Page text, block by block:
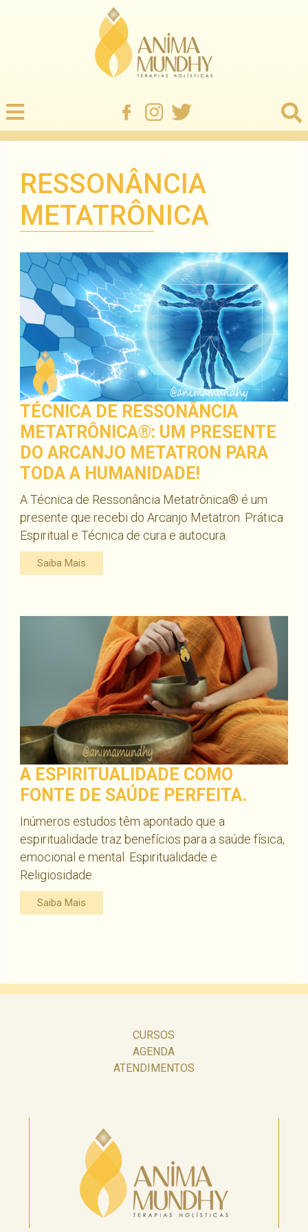
RESSONÂNCIA
METATRÔNICA
TÉCNICA DE RESSONÂNCIA
METATRÔNICA®: UM PRESENTE
DO ARCANJO METATRON PARA
TODA A HUMANIDADE!
A Técnica de Ressonância Metatrônica® é um
presente que recebi do Arcanjo Metatron. Prática
Espiritual e Técnica de cura e autocura.
Saiba Mais
A ESPIRITUALIDADE COMO
FONTE DE SAÚDE PERFEITA.
Inúmeros estudos têm apontado que a
espiritualidade traz benefícios para a saúde física,
emocional e mental. Espiritualidade e
Religiosidade.
Saiba Mais
CURSOS
AGENDA
ATENDIMENTOS